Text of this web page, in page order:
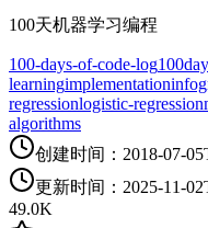
100天机器学习编程
100-days-of-code-log
learningimplementation
regressionlogistic-regression
algorithms
创建时间 ： 2018-07-
更新时间 ： 2025-11-
49.0K